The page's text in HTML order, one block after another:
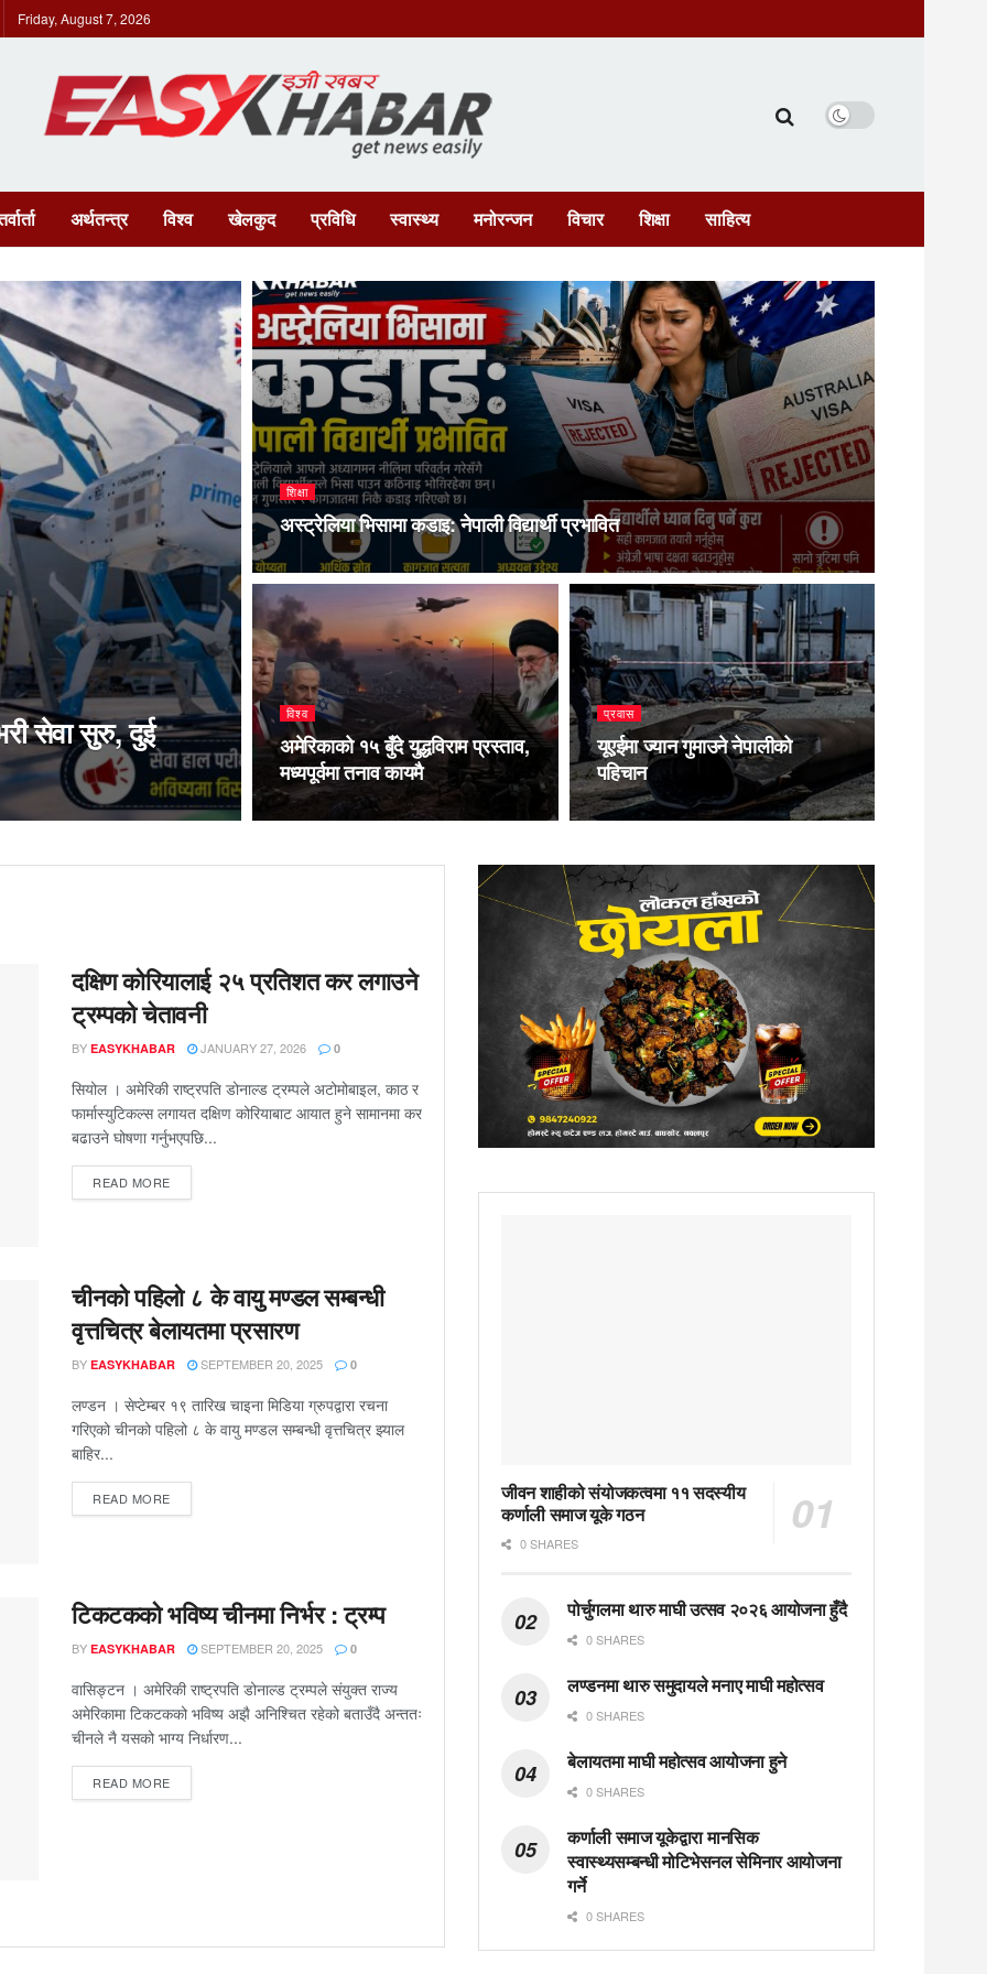
Friday, August 7, 2026
अर्थतन्त्र विश्व खेलकुद प्रविधि स्वास्थ्य मनोरन्जन विचार शिक्षा साहित्य
सेवा सुरु, दुई
शिक्षा
अस्ट्रेलिया भिसामा कडाइ: नेपाली विद्यार्थी प्रभावित
विश्व
अमेरिकाको १५ बुँदे युद्धविराम प्रस्ताव,
मध्यपूर्वमा तनाव कायमै
प्रवास
यूएईमा ज्यान गुमाउने नेपालीको
पहिचान
दक्षिण कोरियालाई २५ प्रतिशत कर लगाउने
ट्रम्पको चेतावनी
BY EASYKHABAR JANUARY 27, 2026 0
सियोल । अमेरिकी राष्ट्रपति डोनाल्ड ट्रम्पले अटोमोबाइल, काठ र
फार्मास्युटिकल्स लगायत दक्षिण कोरियाबाट आयात हुने सामानमा कर
बढाउने घोषणा गर्नुभएपछि...
READ MOREDETAILS
चीनको पहिलो ८ के वायु मण्डल सम्बन्धी
वृत्तचित्र बेलायतमा प्रसारण
BY EASYKHABAR SEPTEMBER 20, 2025 0
लण्डन । सेप्टेम्बर १९ तारिख चाइना मिडिया ग्रुपद्वारा रचना
गरिएको चीनको पहिलो ८ के वायु मण्डल सम्बन्धी वृत्तचित्र झ्याल
बाहिर...
READ MOREDETAILS
टिकटकको भविष्य चीनमा निर्भर : ट्रम्प
BY EASYKHABAR SEPTEMBER 20, 2025 0
वासिङ्टन । अमेरिकी राष्ट्रपति डोनाल्ड ट्रम्पले संयुक्त राज्य
अमेरिकामा टिकटकको भविष्य अझै अनिश्चित रहेको बताउँदै अन्ततः
चीनले नै यसको भाग्य निर्धारण...
READ MOREDETAILS
जीवन शाहीको संयोजकत्वमा ११ सदस्यीय
कर्णाली समाज यूके गठन
0 SHARES
पोर्चुगलमा थारु माघी उत्सव २०२६ आयोजना हुँदै
0 SHARES
लण्डनमा थारु समुदायले मनाए माघी महोत्सव
0 SHARES
बेलायतमा माघी महोत्सव आयोजना हुने
0 SHARES
कर्णाली समाज यूकेद्वारा मानसिक
स्वास्थ्यसम्बन्धी मोटिभेसनल सेमिनार आयोजना
गर्ने
0 SHARES